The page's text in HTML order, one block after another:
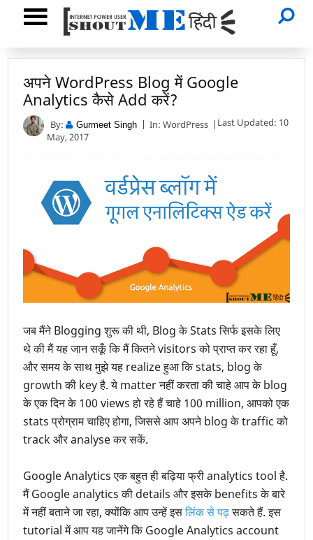
अपने WordPress Blog में Google
Analytics कैसे Add करें?
By: Gurmeet Singh In: WordPress
Last Updated: 10
May, 2017
जब मैंने Blogging शुरू की थी, Blog के Stats सिर्फ इसके लिए
थे की मैं यह जान सकूँ कि मैं कितने visitors को प्राप्त कर रहा हूँ,
और समय के साथ मुझे यह realize हुआ कि stats, blog के
growth की key है. ये matter नहीं करता की चाहे आप के blog
के एक दिन के 100 views हो रहे हैं चाहे 100 million, आपको एक
stats प्रोग्राम चाहिए होगा, जिससे आप अपने blog के traffic को
track और analyse कर सकें.
Google Analytics एक बहुत ही बढ़िया फ्री analytics tool है.
मैं Google analytics की details और इसके benefits के बारे
में नहीं बताने जा रहा, क्योंकि आप उन्हें इसलिंक से पढ़सकते हैं. इस
tutorial में आप यह जानेंगे कि Google Analytics account